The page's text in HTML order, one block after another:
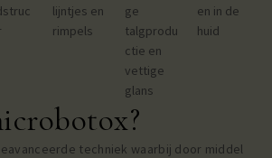
lijntjes en
rimpels
ge
talgprodu
ctie en
vettige
glans
en in de
huid
techniek waarbij door middel